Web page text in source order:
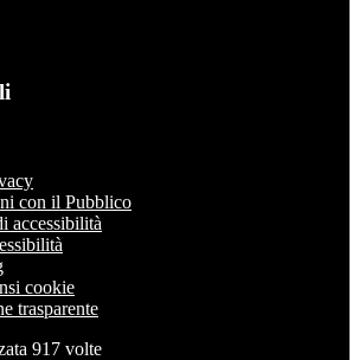
con il Pubblico
accessibilità
cookie
trasparente
917 volte